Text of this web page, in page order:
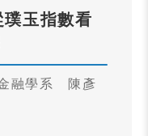
玉指數看
融學系 陳彥